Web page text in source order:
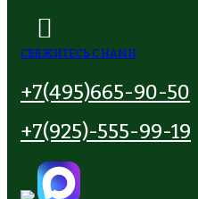
СВЯЖИТЕСЬ С НАМИ
+7(495)665-90-50
+7(925)-555-99-19